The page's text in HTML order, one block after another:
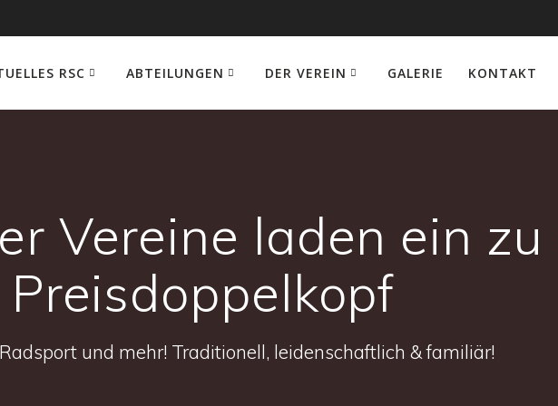
RSC ABTEILUNGEN DER VEREIN GALERIE KONTAKT
Vereine laden ein zu
Preisdoppelkopf
und mehr! Traditionell, leidenschaftlich & familiär!